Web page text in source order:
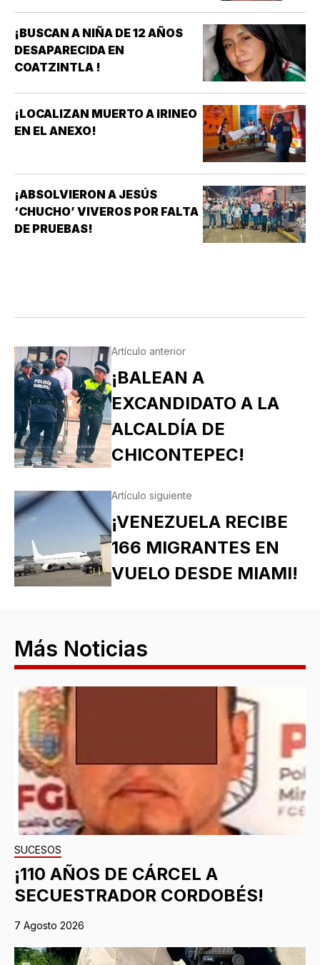
¡BUSCAN A NIÑA DE 12 AÑOS
DESAPARECIDA EN
COATZINTLA !
¡LOCALIZAN MUERTO A IRINEO
EN EL ANEXO!
¡ABSOLVIERON A JESÚS
‘CHUCHO’ VIVEROS POR FALTA
DE PRUEBAS!
Artículo anterior
¡BALEAN A
EXCANDIDATO A LA
ALCALDÍA DE
CHICONTEPEC!
Artículo siguiente
¡VENEZUELA RECIBE
166 MIGRANTES EN
VUELO DESDE MIAMI!
Más Noticias
SUCESOS
¡110 AÑOS DE CÁRCEL A
SECUESTRADOR CORDOBÉS!
7 Agosto 2026